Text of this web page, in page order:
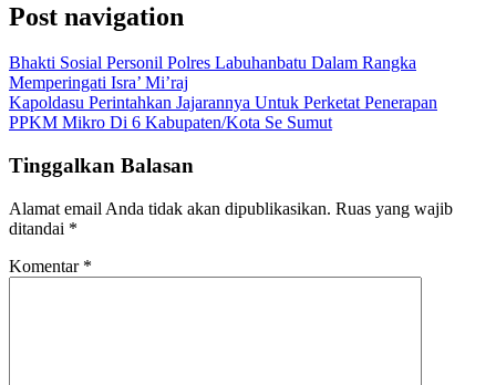
Post navigation
Bhakti Sosial Personil Polres Labuhanbatu Dalam Rangka
Memperingati Isra’ Mi’raj
Kapoldasu Perintahkan Jajarannya Untuk Perketat Penerapan
PPKM Mikro Di 6 Kabupaten/Kota Se Sumut
Tinggalkan Balasan
Alamat email Anda tidak akan dipublikasikan. Ruas yang wajib
ditandai *
Komentar *